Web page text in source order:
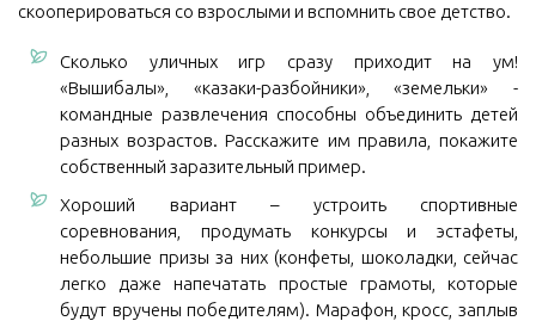
скооперироваться со взрослыми и вспомнить свое детство.
Сколько уличных игр сразу приходит на ум!
«Вышибалы», «казаки-разбойники», «земельки» -
командные развлечения способны объединить детей
разных возрастов. Расскажите им правила, покажите
собственный заразительный пример.
Хороший вариант – устроить спортивные
соревнования, продумать конкурсы и эстафеты,
небольшие призы за них (конфеты, шоколадки, сейчас
легко даже напечатать простые грамоты, которые
будут вручены победителям). Марафон, кросс, заплыв